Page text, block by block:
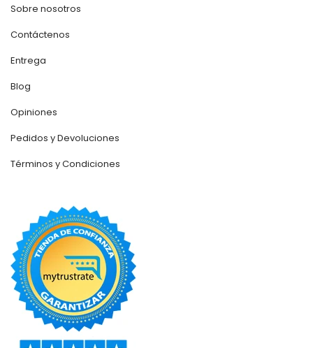
Sobre nosotros
Contáctenos
Entrega
Blog
Opiniones
Pedidos y Devoluciones
Términos y Condiciones